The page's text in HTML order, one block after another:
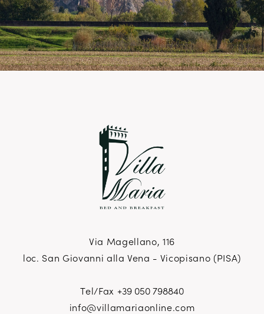
Via Magellano, 116
loc. San Giovanni alla Vena - Vicopisano (PISA)
Tel/Fax +39 050 798840
info@villamariaonline.com